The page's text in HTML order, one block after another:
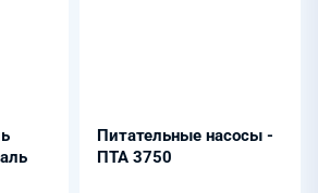
Питательные насосы -
ПТА 3750